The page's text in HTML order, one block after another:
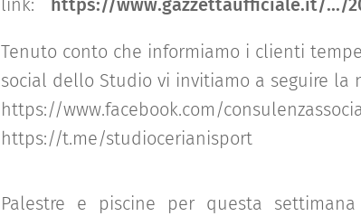
link: https://www.gazzettaufficiale.it/.../
Tenuto conto che informiamo i clienti
social dello Studio vi invitiamo a seguire la
https://www.facebook.com/
https://t.me/studiocerianisport
Palestre e piscine per questa